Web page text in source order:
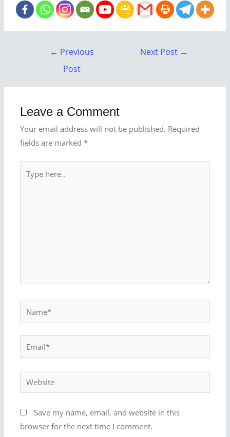
← Previous
Post
Next Post →
Leave a Comment
Your email address will not be published. Required
fields are marked*
Save my name, email, and website in this
browser for the next time I comment.